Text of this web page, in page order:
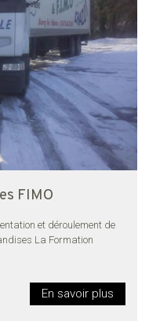
FIMO
et déroulement de
La Formation
En savoir plus